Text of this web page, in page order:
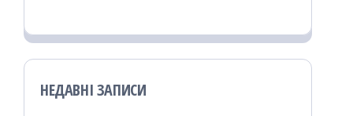
НЕДАВНІ ЗАПИСИ